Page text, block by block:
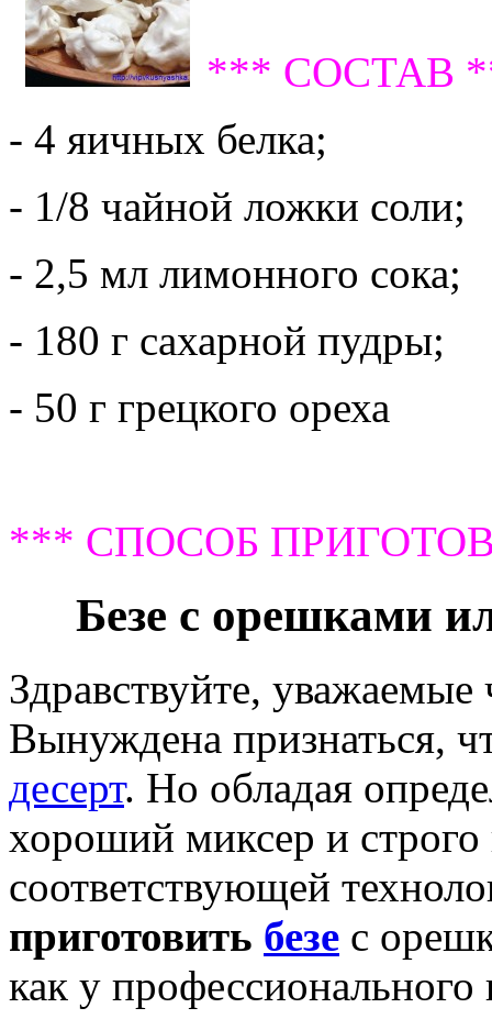
*** СОСТАВ
- 4 яичных белка;
- 1/8 чайной ложки соли;
- 2,5 мл лимонного сока;
- 180 г сахарной пудры;
- 50 г грецкого ореха
*** СПОСОБ
Безе с орешками
Здравствуйте, уважаемые
Вынуждена признаться,
десерт. Но обладая
хороший миксер и
соответствующей
приготовить безе с
как у профессионального